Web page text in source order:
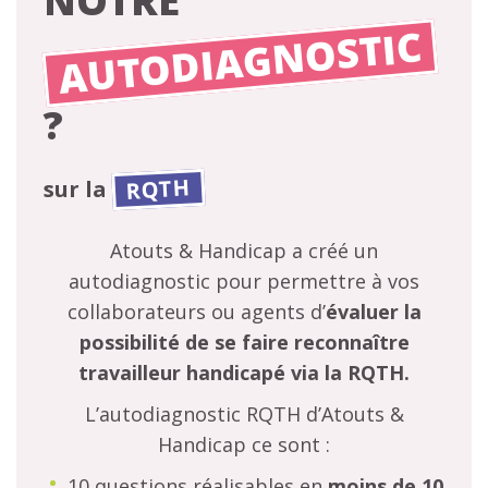
AUTODIAGNOSTIC
?
sur la RQTH
Atouts & Handicap a créé un
autodiagnostic pour permettre à vos
collaborateurs ou agents d’évaluer la
possibilité de se faire reconnaître
travailleur handicapé via la RQTH.
L’autodiagnostic RQTH d’Atouts &
Handicap ce sont :